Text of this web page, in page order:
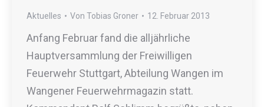
Aktuelles Von Tobias Groner 12. Februar 2013
Anfang Februar fand die alljährliche
Hauptversammlung der Freiwilligen
Feuerwehr Stuttgart, Abteilung Wangen im
Wangener Feuerwehrmagazin statt.